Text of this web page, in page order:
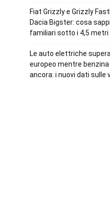
Fiat Grizzly e Grizzly
Dacia Bigster: cosa
familiari sotto i 4,5 metri
Le auto elettriche
europeo mentre
ancora: i nuovi dati sulle